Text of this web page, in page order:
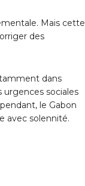
Mais cette
des
dans
urgences sociales
le Gabon
avec solennité.